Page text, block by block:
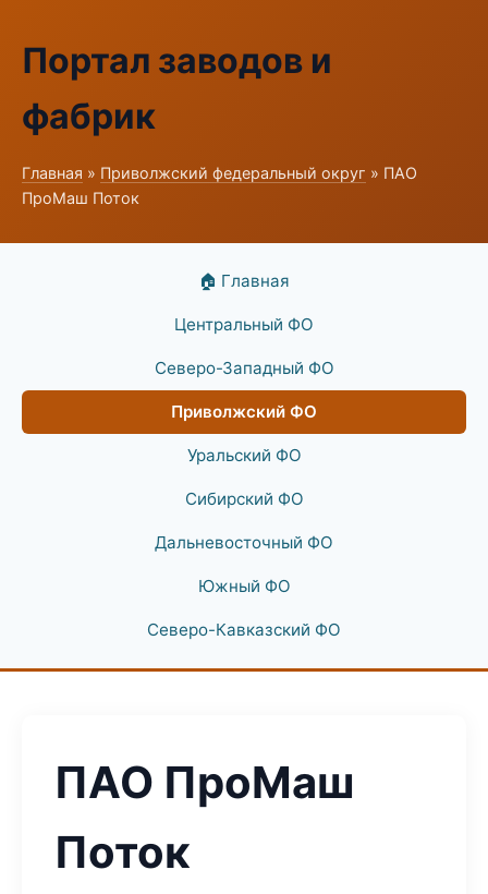
Портал заводов и
фабрик
Главная » Приволжский федеральный округ » ПАО
ПроМаш Поток
🏠 Главная
Центральный ФО
Северо-Западный ФО
Приволжский ФО
Уральский ФО
Сибирский ФО
Дальневосточный ФО
Южный ФО
Северо-Кавказский ФО
ПАО ПроМаш
Поток